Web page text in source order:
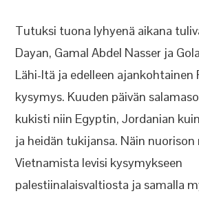
Tutuksi tuona lyhyenä aikana
Dayan, Gamal Abdel Nasser ja
Lähi-Itä ja edelleen ajankohtainen
kysymys. Kuuden päivän
kukisti niin Egyptin, Jordanian
ja heidän tukijansa. Näin nuorison
Vietnamista levisi kysymykseen
palestiinalaisvaltiosta ja samalla